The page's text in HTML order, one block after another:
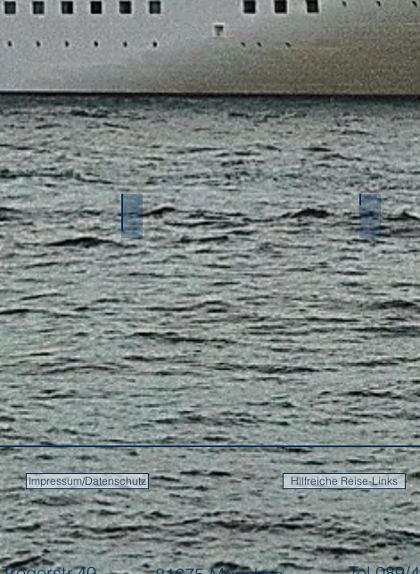
Indischer Ozean Afrika
Impressum/Datenschutz Hilfreiche Reise-Links